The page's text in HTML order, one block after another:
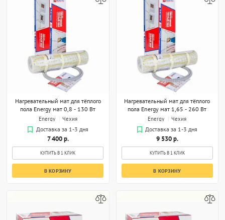
Нагревательный мат для тёплого
пола Energy мат 0,8 - 130 Вт
Energy
Чехия
Доставка за 1-3 дня
7 400 р.
КУПИТЬ В 1 КЛИК
В КОРЗИНУ
Нагревательный мат для тёплого
пола Energy мат 1,65 - 260 Вт
Energy
Чехия
Доставка за 1-3 дня
9 530 р.
КУПИТЬ В 1 КЛИК
В КОРЗИНУ